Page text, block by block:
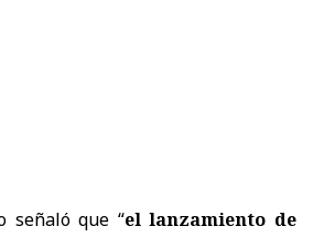
señaló que “el lanzamiento de